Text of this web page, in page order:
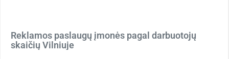
Reklamos paslaugų įmonės pagal darbuotojų
skaičių Vilniuje